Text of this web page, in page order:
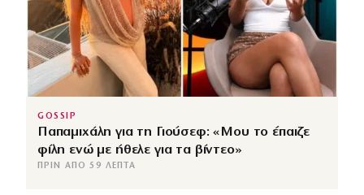
GOSSIP
Παπαμιχάλη για τη Γιούσεφ: «Μου το έπαιζε
φίλη ενώ με ήθελε για τα βίντεο»
ΠΡΙΝ ΑΠΌ 59 ΛΕΠΤΆ